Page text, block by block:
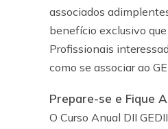
associados
benefício exclusivo
Profissionais
como se associar ao
Prepare-se e Fique
O Curso Anual DII